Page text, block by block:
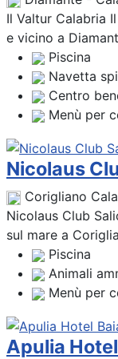
Il Valtur Calabria
e vicino a
Piscina
Navetta
Centro
Menù per
Nicolaus
Corigliano
Nicolaus Club
sul mare a
Piscina
Animali
Menù per
Apulia